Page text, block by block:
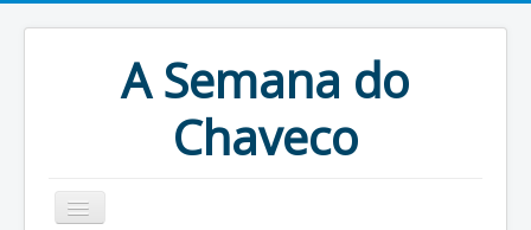
A Semana do
Chaveco